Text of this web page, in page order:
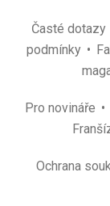
Časté dotazy
podmínky
Pro novináře
Ochrana